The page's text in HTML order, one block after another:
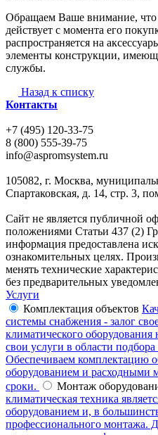
Обращаем Ваше внимание, что
действует с момента его
распространяется на
элементы конструкции,
службы.
Назад к списку
Контакты
+7 (495) 120-33-75
8 (800) 555-39-75
info@aspromsystem.ru
105082, г. Москва,
Спартаковская, д. 14, стр. 3,
Сайт не является публичной
положениями Статьи 437 (2)
информация предоставлена
ознакомительных целях.
менять технические
без предварительных
Услуги
Комплектация объектов
системы снабжения - залог
климатического
свои услуги в области
Обеспечиваем комплектацию
оборудованием и расходными
сроки.
Монтаж
климатическая техника
оборудованием и, в
профессионального монтажа.